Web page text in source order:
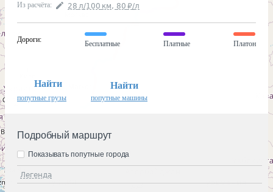
Из расчёта: 28 л/100 км, 80 ₽/л
Дороги:
Бесплатные Платные Платон
Найти
попутные грузы
Найти
попутные машины
Подробный маршрут
Легенда
Показывать попутные города